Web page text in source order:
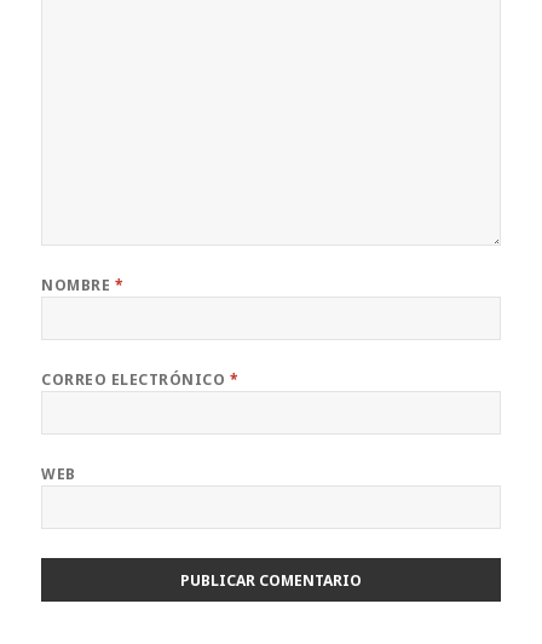
NOMBRE *
CORREO ELECTRÓNICO *
WEB